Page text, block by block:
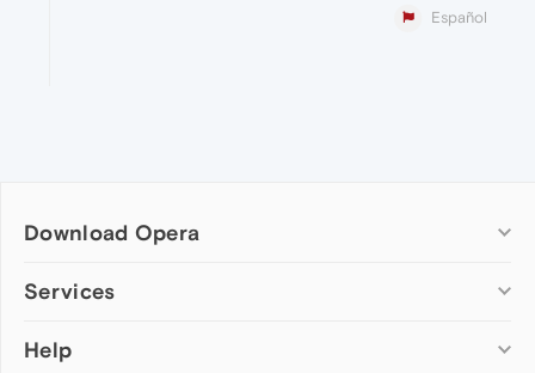
Español
Download Opera
Computer browsers
Opera for Mac
Services
Add-ons
Help